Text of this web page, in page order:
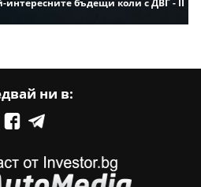
бъдещи коли с ДВГ - II
ни в: